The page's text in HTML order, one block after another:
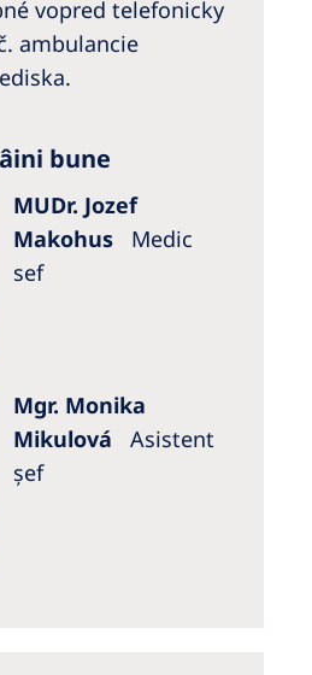
vopred telefonicky
ambulancie
bune
MUDr. Jozef
Makohus
Medic
sef
Mgr. Monika
Mikulová
Asistent
șef